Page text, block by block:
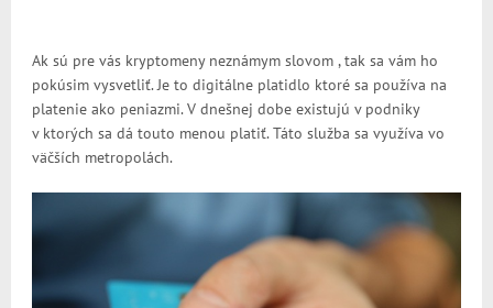
Ak sú pre vás kryptomeny neznámym slovom , tak sa vám ho
pokúsim vysvetliť. Je to digitálne platidlo ktoré sa používa na
platenie ako peniazmi. V dnešnej dobe existujú v podniky
v ktorých sa dá touto menou platiť. Táto služba sa využíva vo
väčších metropolách.